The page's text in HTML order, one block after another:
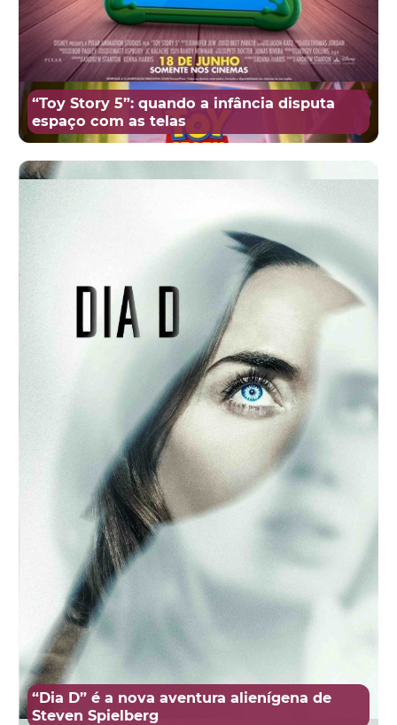
“Toy Story 5”: quando a infância disputa
espaço com as telas
“Dia D” é a nova aventura alienígena de
Steven Spielberg